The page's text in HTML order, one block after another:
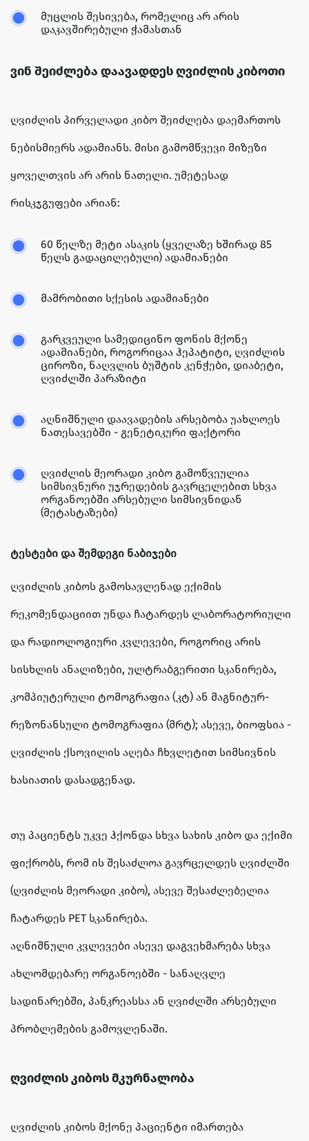
მუცლის შესივება, რომელიც არ არის
დაკავშირებული ჭამასთან
ვინ შეიძლება დაავადდეს ღვიძლის კიბოთი
ღვიძლის პირველადი კიბო შეიძლება დაემართოს
ნებისმიერს ადამიანს. მისი გამომწვევი მიზეზი
ყოველთვის არ არის ნათელი. უმეტესად
რისკჯგუფები არიან:
60 წელზე მეტი ასაკის (ყველაზე ხშირად 85
წელს გადაცილებული) ადამიანები
მამრობითი სქესის ადამიანები
გარკვეული სამედიცინო ფონის მქონე
ადამიანები, როგორიცაა ჰეპატიტი, ღვიძლის
ციროზი, ნაღვლის ბუშტის კენჭები, დიაბეტი,
ღვიძლში პარაზიტი
აღნიშნული დაავადების არსებობა უახლოეს
ნათესავებში - გენეტიკური ფაქტორი
ღვიძლის მეორადი კიბო გამოწვეულია
სიმსივნური უჯრედების გავრცელებით სხვა
ორგანოებში არსებული სიმსივნიდან
(მეტასტაზები)
ტესტები და შემდეგი ნაბიჯები
ღვიძლის კიბოს გამოსავლენად ექიმის
რეკომენდაციით უნდა ჩატარდეს ლაბორატორიული
და რადიოლოგიური კვლევები, როგორიც არის
სისხლის ანალიზები, ულტრაბგერითი სკანირება,
კომპიუტერული ტომოგრაფია (კტ) ან მაგნიტურ-
რეზონანსული ტომოგრაფია (მრტ); ასევე, ბიოფსია -
ღვიძლის ქსოვილის აღება ჩხვლეტით სიმსივნის
ხასიათის დასადგენად.
თუ პაციენტს უკვე ჰქონდა სხვა სახის კიბო და ექიმი
ფიქრობს, რომ ის შესაძლოა გავრცელდეს ღვიძლში
(ღვიძლის მეორადი კიბო), ასევე შესაძლებელია
ჩატარდეს PET სკანირება.
აღნიშნული კვლევები ასევე დაგვეხმარება სხვა
ახლომდებარე ორგანოებში - სანაღვლე
სადინარებში, პანკრეასსა ან ღვიძლში არსებული
პრობლემების გამოვლენაში.
ღვიძლის კიბოს მკურნალობა
ღვიძლის კიბოს მქონე პაციენტი იმართება